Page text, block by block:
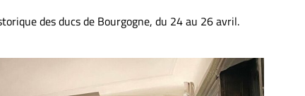
des ducs de Bourgogne, du 24 au 26 avril.